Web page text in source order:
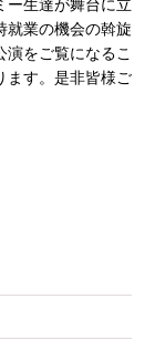
ー生達が舞台に立
就業の機会の斡旋
をご覧になるこ
ます。是非皆様ご